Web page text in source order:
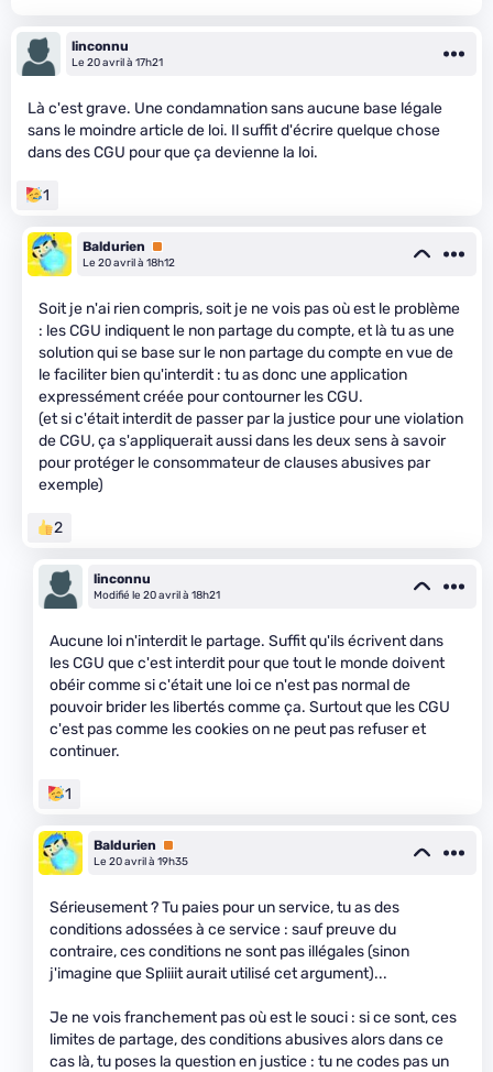
linconnu
Le 20 avril à 17h21
Là c'est grave. Une condamnation sans aucune base légale
sans le moindre article de loi. Il suffit d'écrire quelque chose
dans des CGU pour que ça devienne la loi.
1
Baldurien
Premium
Le 20 avril à 18h12
Soit je n'ai rien compris, soit je ne vois pas où est le problème
: les CGU indiquent le non partage du compte, et là tu as une
solution qui se base sur le non partage du compte en vue de
le faciliter bien qu'interdit : tu as donc une application
expressément créée pour contourner les CGU.
(et si c'était interdit de passer par la justice pour une violation
de CGU, ça s'appliquerait aussi dans les deux sens à savoir
pour protéger le consommateur de clauses abusives par
exemple)
2
linconnu
Modifié le 20 avril à 18h21
Aucune loi n'interdit le partage. Suffit qu'ils écrivent dans
les CGU que c'est interdit pour que tout le monde doivent
obéir comme si c'était une loi ce n'est pas normal de
pouvoir brider les libertés comme ça. Surtout que les CGU
c'est pas comme les cookies on ne peut pas refuser et
continuer.
1
Baldurien
Premium
Le 20 avril à 19h35
Sérieusement ? Tu paies pour un service, tu as des
conditions adossées à ce service : sauf preuve du
contraire, ces conditions ne sont pas illégales (sinon
j'imagine que Spliiit aurait utilisé cet argument)...
Je ne vois franchement pas où est le souci : si ce sont, ces
limites de partage, des conditions abusives alors dans ce
cas là, tu poses la question en justice : tu ne codes pas un